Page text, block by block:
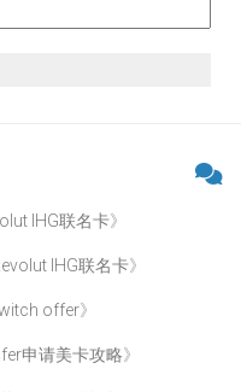
IHG联名卡》
IHG联名卡》
offer》
申请美卡攻略》